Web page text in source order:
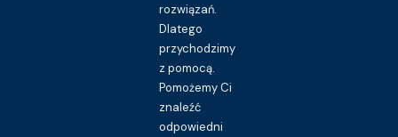
rozwiązań.
Dlatego
przychodzimy
z pomocą.
Pomożemy Ci
znaleźć
odpowiedni